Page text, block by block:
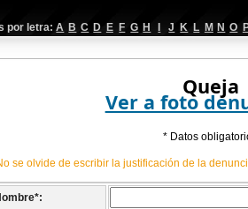
por letra: A B C D E F G H J K L M N O
Queja
Ver a foto
* Datos
se olvide de escribir la justificación de la
*: